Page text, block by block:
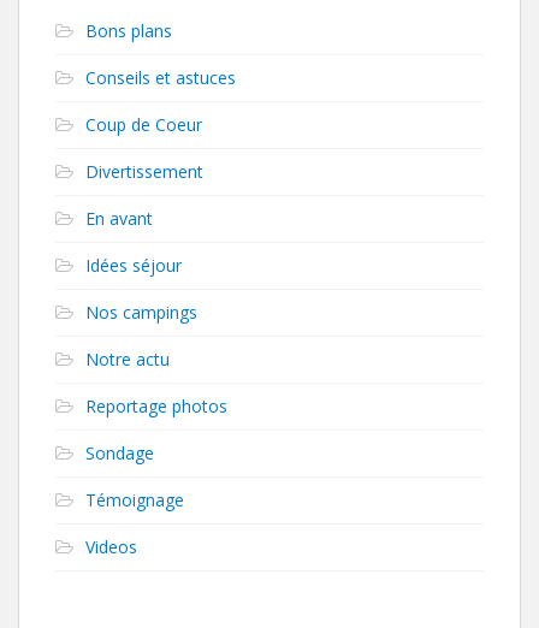
Bons plans
Conseils et astuces
Coup de Coeur
Divertissement
En avant
Idées séjour
Nos campings
Notre actu
Reportage photos
Sondage
Témoignage
Videos